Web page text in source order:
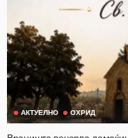
АКТУЕЛНО ОХРИД